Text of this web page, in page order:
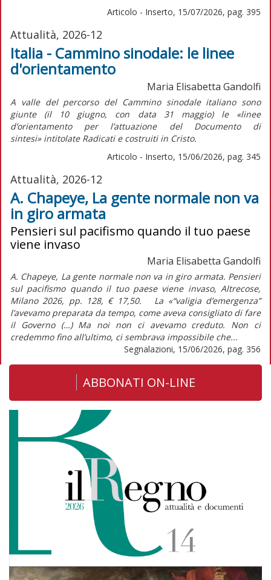
Articolo - Inserto, 15/07/2026, pag. 395
Attualità, 2026-12
Italia - Cammino sinodale: le linee
d'orientamento
Maria Elisabetta Gandolfi
A valle del percorso del Cammino sinodale italiano sono
giunte (il 10 giugno, con data 31 maggio) le «linee
d’orientamento per l’attuazione del Documento di
sintesi»intitolate Radicati e costruiti in Cristo.
Articolo - Inserto, 15/06/2026, pag. 345
Attualità, 2026-12
A. Chapeye, La gente normale non va
in giro armata
Pensieri sul pacifismo quando il tuo paese
viene invaso
Maria Elisabetta Gandolfi
A. Chapeye, La gente normale non va in giro armata. Pensieri
sul pacifismo quando il tuo paese viene invaso, Altrecose,
Milano 2026, pp. 128, € 17,50. La «“valigia d’emergenza”
l’avevamo preparata da tempo, come aveva consigliato di fare
il Governo (…) Ma noi non ci avevamo creduto. Non ci
credemmo fino all’ultimo, ci sembrava impossibile che...
Segnalazioni, 15/06/2026, pag. 356
ABBONATI ON-LINE